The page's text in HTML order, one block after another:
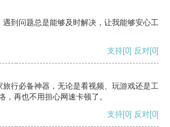
到问题总是能够及时解决，让我能够安心工
支持[0] 反对[0]
行必备神器，无论是看视频、玩游戏还是工
，再也不用担心网速卡顿了。
支持[0] 反对[0]